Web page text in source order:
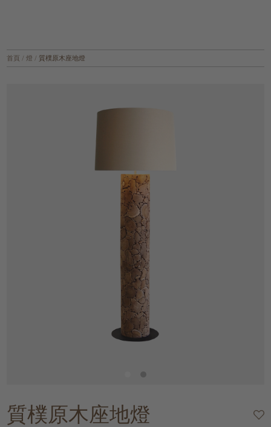
首頁 / 燈 / 質樸原木座地燈
質樸原木座地燈